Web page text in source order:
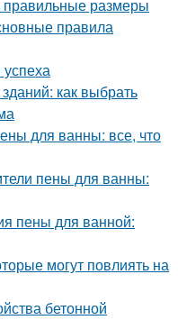
размеры
правила
как выбрать
для ванны: все, что
пены для ванны:
пены для ванной:
могут повлиять на
бетонной